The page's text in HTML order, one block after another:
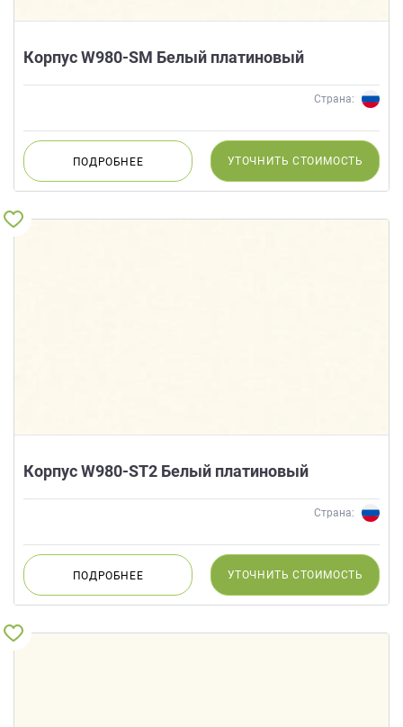
Корпус W980-SМ Белый платиновый
Страна:
ПОДРОБНЕЕ УТОЧНИТЬ СТОИМОСТЬ
Корпус W980-ST2 Белый платиновый
Страна:
ПОДРОБНЕЕ УТОЧНИТЬ СТОИМОСТЬ